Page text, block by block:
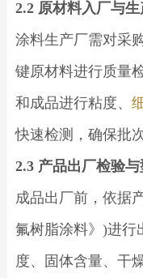
2.2 原材料入厂与生
涂料生产厂需对采
键原材料进行质量
和成品进行粘度、
快速检测，确保批
2.3 产品出厂检验
成品出厂前，依据
氟树脂涂料》)进行
度、固体含量、干